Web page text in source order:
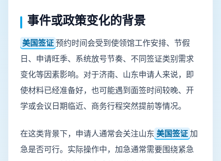
事件或政策变化的背景
美国签证预约时间会受到使领馆工作安排、节假
日、申请旺季、系统放号节奏、不同签证类别需求
变化等因素影响。对于济南、山东申请人来说，即
使材料已经准备好，也可能遇到面签时间较晚、开
学或会议日期临近、商务行程突然提前等情况。
在这类背景下，申请人通常会关注山东 美国签证加
急是否可行。实际操作中，加急通常需要围绕紧急